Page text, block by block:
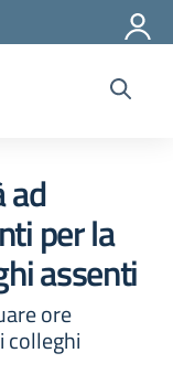
ad
per la
assenti
ore
colleghi